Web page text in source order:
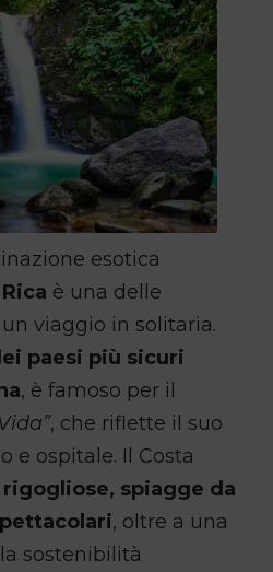
esotica
è una delle
viaggio in solitaria.
paesi più sicuri
, è famoso per il
, che riflette il suo
e ospitale. Il Costa
spiagge da
, oltre a una
sostenibilità